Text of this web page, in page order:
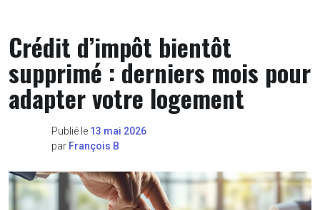
Crédit d’impôt bientôt
supprimé : derniers mois pour
adapter votre logement
Publié le 13 mai 2026
par François B